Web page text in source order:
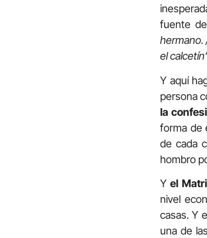
fuente
hermano.
el
Y aquí
persona
la
forma de
de cada
hombro
Y el
nivel
casas. Y
una de